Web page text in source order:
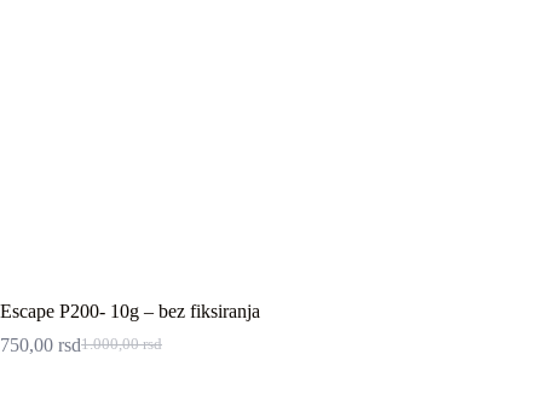
Escape P200- 10g – bez fiksiranja
1.000,00rsd
Originalna
750,00 rsdTrenutna